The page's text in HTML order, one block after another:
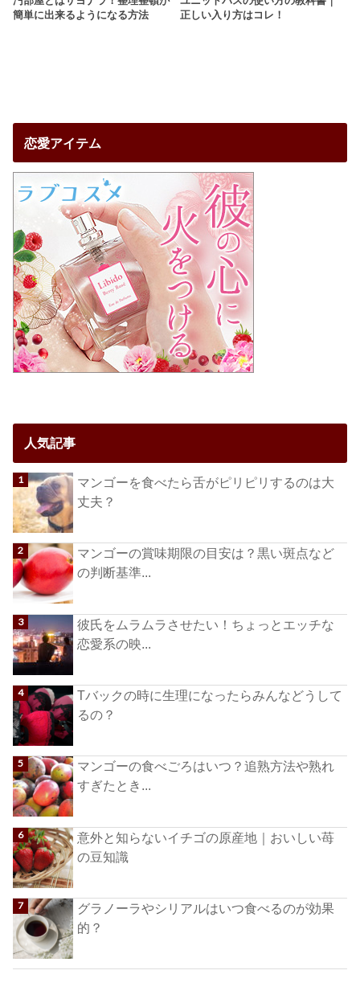
簡単に出来るようになる方法
正しい入り方はコレ！
恋愛アイテム
人気記事
マンゴーを食べたら舌がピリピリするのは大
丈夫？
マンゴーの賞味期限の目安は？黒い斑点など
の判断基準...
彼氏をムラムラさせたい！ちょっとエッチな
恋愛系の映...
Tバックの時に生理になったらみんなどうして
るの？
マンゴーの食べごろはいつ？追熟方法や熟れ
すぎたとき...
意外と知らないイチゴの原産地｜おいしい苺
の豆知識
グラノーラやシリアルはいつ食べるのが効果
的？